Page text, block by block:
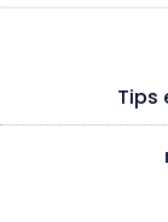
Tips